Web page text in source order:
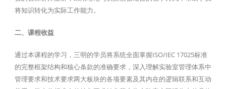
将知识转化为实际工作能力。
二、课程收益
通过本课程的学习，三明的学员将系统全面掌握ISO/IEC 17025标准
的完整框架结构和核心条款的准确要求，深入理解实验室管理体系中
管理要求和技术要求两大板块的各项要素及其内在的逻辑联系和互动